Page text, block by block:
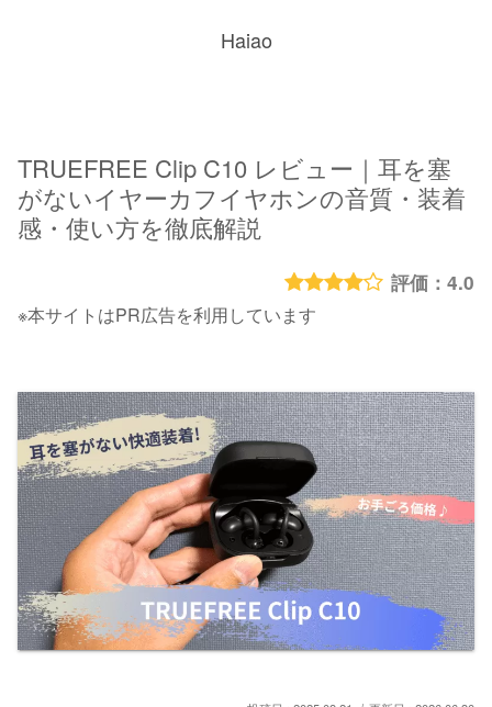
Haiao
TRUEFREE Clip C10 レビュー｜耳を塞
がないイヤーカフイヤホンの音質・装着
感・使い方を徹底解説
4.0
※本サイトはPR広告を利用しています